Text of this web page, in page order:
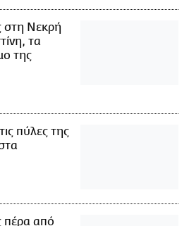
στη Νεκρή
τα
της
πύλες της
πέρα από